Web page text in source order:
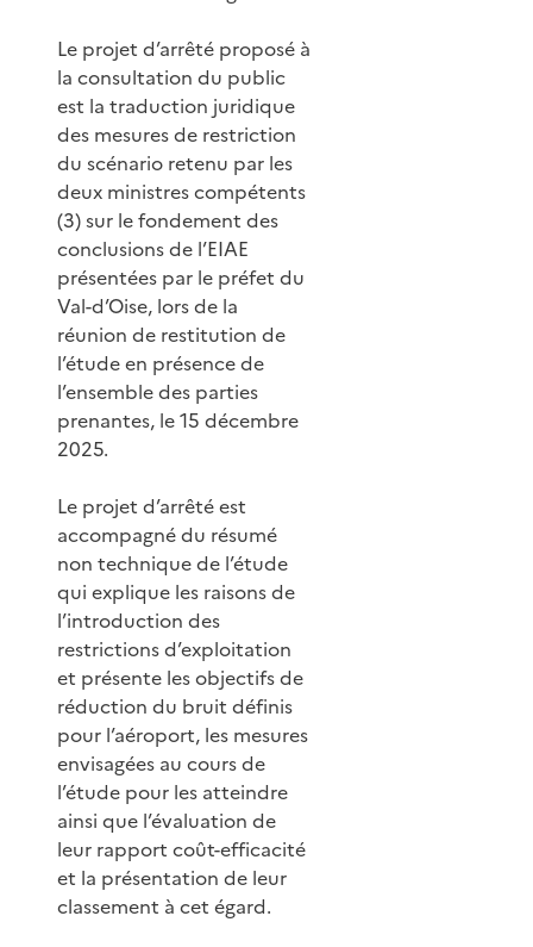
Le projet d’arrêté proposé à
la consultation du public
est la traduction juridique
des mesures de restriction
du scénario retenu par les
deux ministres compétents
(3) sur le fondement des
conclusions de l’EIAE
présentées par le préfet du
Val-d’Oise, lors de la
réunion de restitution de
l’étude en présence de
l’ensemble des parties
prenantes, le 15 décembre
2025.
Le projet d’arrêté est
accompagné du résumé
non technique de l’étude
qui explique les raisons de
l’introduction des
restrictions d’exploitation
et présente les objectifs de
réduction du bruit définis
pour l’aéroport, les mesures
envisagées au cours de
l’étude pour les atteindre
ainsi que l’évaluation de
leur rapport coût-efficacité
et la présentation de leur
classement à cet égard.